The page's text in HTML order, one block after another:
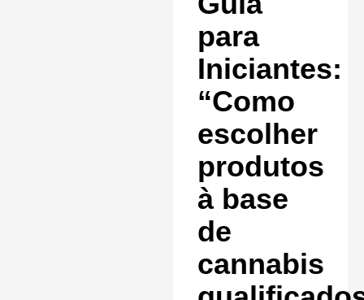
20 quadros
clínicos.
Saiba mais »
para
Iniciantes:
“Como
escolher
produtos
à base
de
cannabis